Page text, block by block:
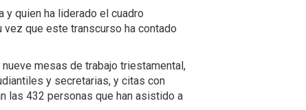
y quien ha liderado el cuadro
que este transcurso ha contado
mesas de trabajo triestamental,
y secretarias, y citas con
las 432 personas que han asistido a